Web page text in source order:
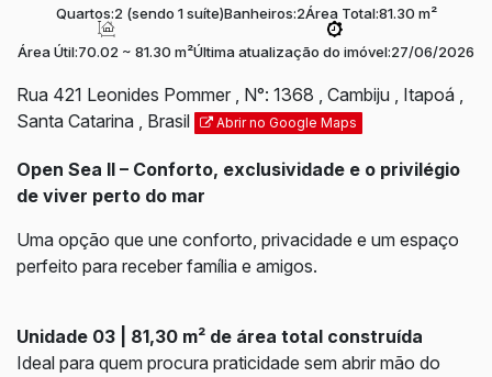
Quartos:2 (sendo 1 suíte)Banheiros:2Área Total:81.30 m²
Área Útil:70.02 ~ 81.30 m²Última atualização do imóvel:27/06/2026
Rua 421 Leonides Pommer , N°: 1368 , Cambiju , Itapoá ,
Santa Catarina , Brasil Abrir no Google Maps
Open Sea II – Conforto, exclusividade e o privilégio
de viver perto do mar
Uma opção que une conforto, privacidade e um espaço
perfeito para receber família e amigos.
Unidade 03 | 81,30 m² de área total construída
Ideal para quem procura praticidade sem abrir mão do